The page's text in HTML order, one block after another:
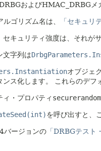
およびHMAC_DRBGメ
ゴリズム名は、 「セキュリ
キュリティ強度は、それが
文字列は
オブジェ
ス化します。
これらのデフ
ィ・プロパティ
を呼び出すと、
バージョンの 「DRBGテスト